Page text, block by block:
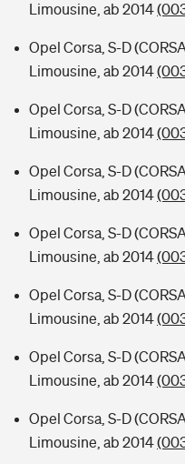
Limousine, ab 2014
Opel Corsa, S-D
Limousine, ab 2014
Opel Corsa, S-D
Limousine, ab 2014
Opel Corsa, S-D
Limousine, ab 2014
Opel Corsa, S-D
Limousine, ab 2014
Opel Corsa, S-D
Limousine, ab 2014
Opel Corsa, S-D
Limousine, ab 2014
Opel Corsa, S-D
Limousine, ab 2014